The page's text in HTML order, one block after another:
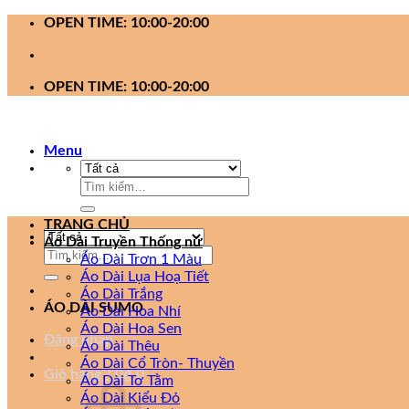
OPEN TIME: 10:00-20:00
OPEN TIME: 10:00-20:00
Menu
Tìm
Tìm
ÁO DÀI SUMO
Đăng nhập
Giỏ hàng /0₫ 0
TRANG CHỦ
Áo Dài Truyền Thống nữ
Áo Dài Trơn 1 Màu
Áo Dài Lụa Hoạ Tiết
Áo Dài Trắng
Áo Dài Hoa Nhí
Áo Dài Hoa Sen
Áo Dài Thêu
Áo Dài Cổ Tròn- Thuyền
Áo Dài Tơ Tằm
Áo Dài Kiểu Đỏ